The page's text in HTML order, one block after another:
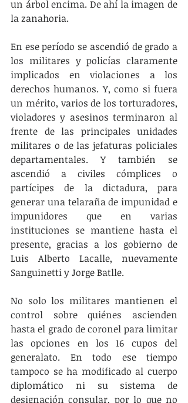
un árbol encima. De ahí la imagen de
la zanahoria.
En ese período se ascendió de grado a
los militares y policías claramente
implicados en violaciones a los
derechos humanos. Y, como si fuera
un mérito, varios de los torturadores,
violadores y asesinos terminaron al
frente de las principales unidades
militares o de las jefaturas policiales
departamentales. Y también se
ascendió a civiles cómplices o
partícipes de la dictadura, para
generar una telaraña de impunidad e
impunidores que en varias
instituciones se mantiene hasta el
presente, gracias a los gobierno de
Luis Alberto Lacalle, nuevamente
Sanguinetti y Jorge Batlle.
No solo los militares mantienen el
control sobre quiénes ascienden
hasta el grado de coronel para limitar
las opciones en los 16 cupos del
generalato. En todo ese tiempo
tampoco se ha modificado al cuerpo
diplomático ni su sistema de
designación consular, por lo que no